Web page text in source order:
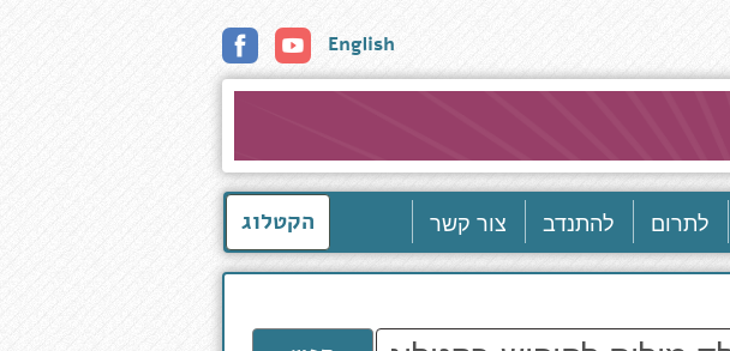
English
לתרום להתנדב צור קשר הקטלוג